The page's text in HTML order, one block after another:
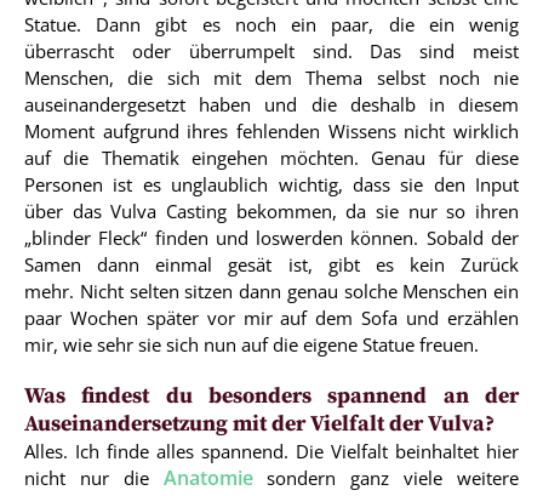
Statue. Dann gibt es noch ein paar, die ein wenig
überrascht oder überrumpelt sind. Das sind meist
Menschen, die sich mit dem Thema selbst noch nie
auseinandergesetzt haben und die deshalb in diesem
Moment aufgrund ihres fehlenden Wissens nicht wirklich
auf die Thematik eingehen möchten. Genau für diese
Personen ist es unglaublich wichtig, dass sie den Input
über das Vulva Casting bekommen, da sie nur so ihren
„blinder Fleck“ finden und loswerden können. Sobald der
Samen dann einmal gesät ist, gibt es kein Zurück
mehr. Nicht selten sitzen dann genau solche Menschen ein
paar Wochen später vor mir auf dem Sofa und erzählen
mir, wie sehr sie sich nun auf die eigene Statue freuen.
Was findest du besonders spannend an der
Auseinandersetzung mit der Vielfalt der Vulva?
Alles. Ich finde alles spannend. Die Vielfalt beinhaltet hier
nicht nur die Anatomiesondern ganz viele weitere